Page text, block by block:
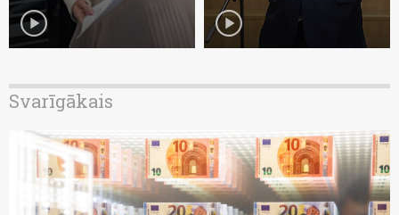
play_circle play_circle
Svarīgākais